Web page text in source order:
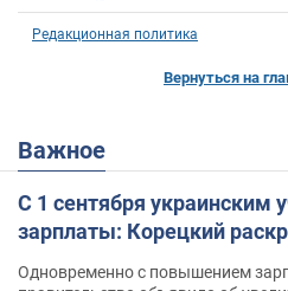
Редакционная политика
Вернуться на
Важное
С 1 сентября украинским
зарплаты: Корецкий
Одновременно с повышением